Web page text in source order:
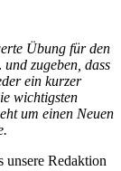
Übung für den
zugeben, dass
ein kurzer
wichtigsten
um einen Neuen
unsere Redaktion